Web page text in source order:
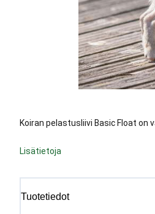
Koiran pelastusliivi Basic Float
Lisätietoja
Tuotetiedot